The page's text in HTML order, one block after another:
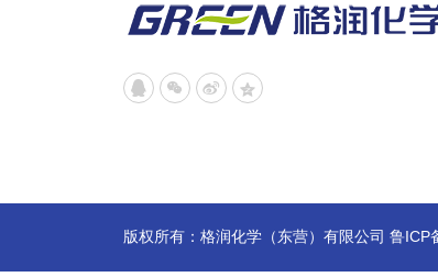
   
版权所有：格润化学（东营）有限公司 鲁ICP